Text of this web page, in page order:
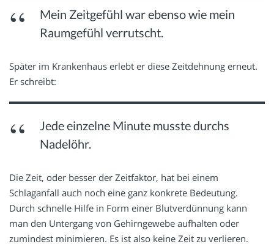
Mein Zeitgefühl war ebenso wie mein
Raumgefühl verrutscht.
Später im Krankenhaus erlebt er diese Zeitdehnung erneut.
Er schreibt:
Jede einzelne Minute musste durchs
Nadelöhr.
Die Zeit, oder besser der Zeitfaktor, hat bei einem
Schlaganfall auch noch eine ganz konkrete Bedeutung.
Durch schnelle Hilfe in Form einer Blutverdünnung kann
man den Untergang von Gehirngewebe aufhalten oder
zumindest minimieren. Es ist also keine Zeit zu verlieren.